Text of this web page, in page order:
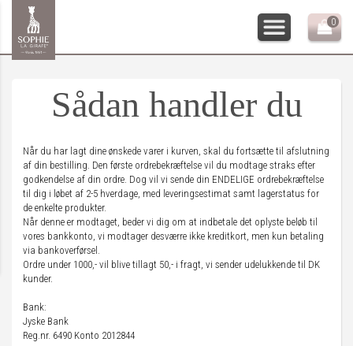
0
Sådan handler du
Når du har lagt dine ønskede varer i kurven, skal du fortsætte til afslutning
af din bestilling. Den første ordrebekræftelse vil du modtage straks efter
godkendelse af din ordre. Dog vil vi sende din ENDELIGE ordrebekræftelse
til dig i løbet af 2-5 hverdage, med leveringsestimat samt lagerstatus for
de enkelte produkter.
Når denne er modtaget, beder vi dig om at indbetale det oplyste beløb til
vores bankkonto, vi modtager desværre ikke kreditkort, men kun betaling
via bankoverførsel.
Ordre under 1000,- vil blive tillagt 50,- i fragt, vi sender udelukkende til DK
kunder.
Bank:
Jyske Bank
Reg.nr. 6490 Konto 2012844